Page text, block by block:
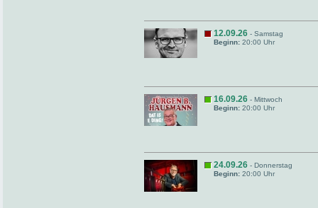
12.09.26 - Samstag
Beginn: 20:00 Uhr
16.09.26 - Mittwoch
Beginn: 20:00 Uhr
24.09.26 - Donnerstag
Beginn: 20:00 Uhr